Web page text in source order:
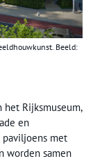
Beeld:
Rijksmuseum,
en
paviljoens met
worden samen